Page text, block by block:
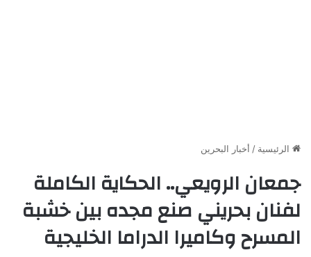
الرئيسية / أخبار البحرين
جمعان الرويعي.. الحكاية الكاملة
لفنان بحريني صنع مجده بين خشبة
المسرح وكاميرا الدراما الخليجية